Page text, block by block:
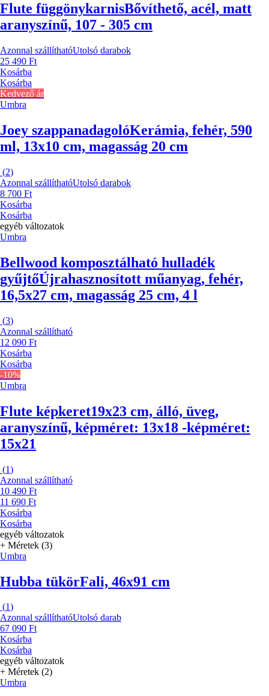
Flute függönykarnisBővíthető, acél, matt
aranyszínű, 107 - 305 cm
Azonnal szállíthatóUtolsó darabok
25 490 Ft
Kosárba
Kosárba
Kedvező ár
Umbra
Joey szappanadagolóKerámia, fehér, 590
ml, 13x10 cm, magasság 20 cm
(2)
Azonnal szállíthatóUtolsó darabok
8 700 Ft
Kosárba
Kosárba
egyéb változatok
Umbra
Bellwood komposztálható hulladék
gyűjtőÚjrahasznosított műanyag, fehér,
16,5x27 cm, magasság 25 cm, 4 l
(3)
Azonnal szállítható
12 090 Ft
Kosárba
Kosárba
-10%
Umbra
Flute képkeret19x23 cm, álló, üveg,
aranyszínű, képméret: 13x18 -képméret:
15x21
(1)
Azonnal szállítható
10 490 Ft
11 690 Ft
Kosárba
Kosárba
egyéb változatok
+ Méretek (3)
Umbra
Hubba tükörFali, 46x91 cm
(1)
Azonnal szállíthatóUtolsó darab
67 090 Ft
Kosárba
Kosárba
egyéb változatok
+ Méretek (2)
Umbra